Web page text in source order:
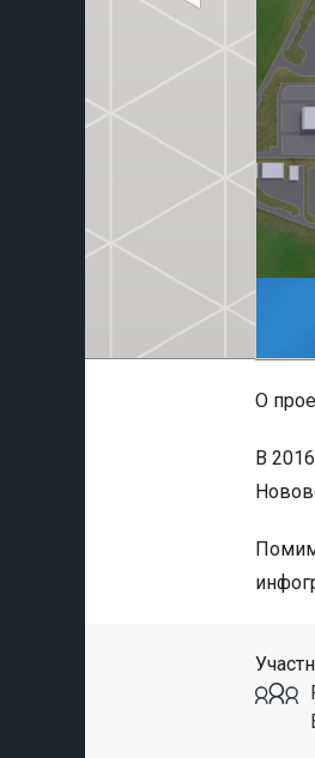
О
В